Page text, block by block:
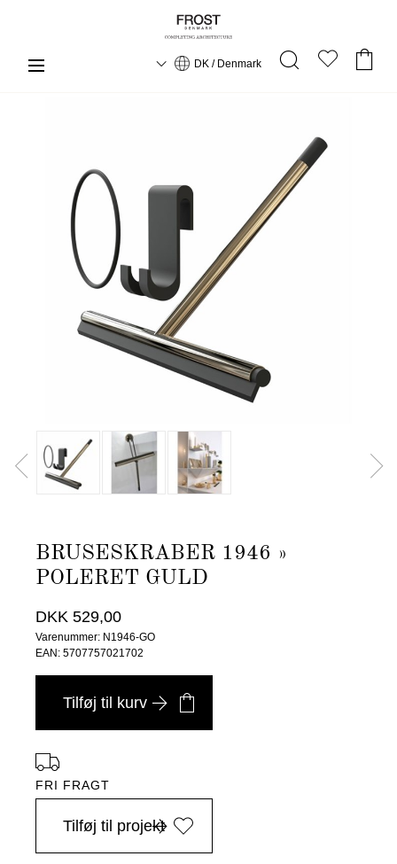
DK / Denmark
BRUSESKRABER 1946 »
POLERET GULD
DKK 529,00
Varenummer: N1946-GO
EAN: 5707757021702
Tilføj til kurv
FRI FRAGT
i Danmark ved køb over 4.999 DKK, -
Tilføj til projekt